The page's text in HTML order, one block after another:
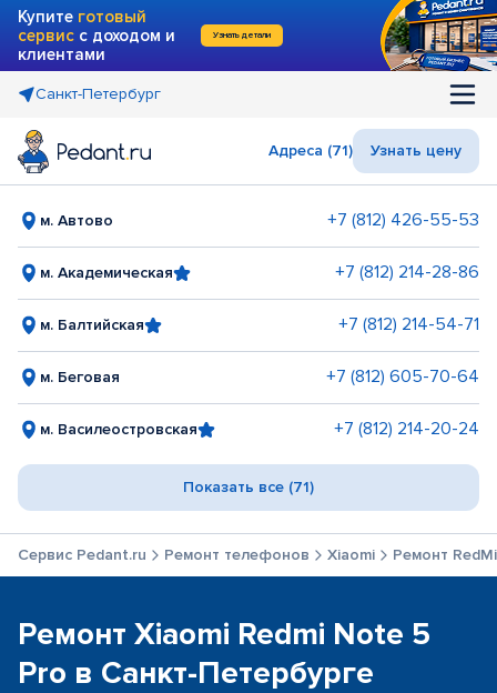
Купите готовый
сервис с доходом и
клиентами
Узнать детали
Санкт-Петербург
Адреса (71) Узнать цену
м. Автово +7 (812) 426-55-53
м. Академическая +7 (812) 214-28-86
м. Балтийская +7 (812) 214-54-71
м. Беговая +7 (812) 605-70-64
м. Василеостровская +7 (812) 214-20-24
Показать все (71)
Сервис Pedant.ru Ремонт телефонов Xiaomi Ремонт
Ремонт Xiaomi Redmi Note 5
Pro в Санкт-Петербурге